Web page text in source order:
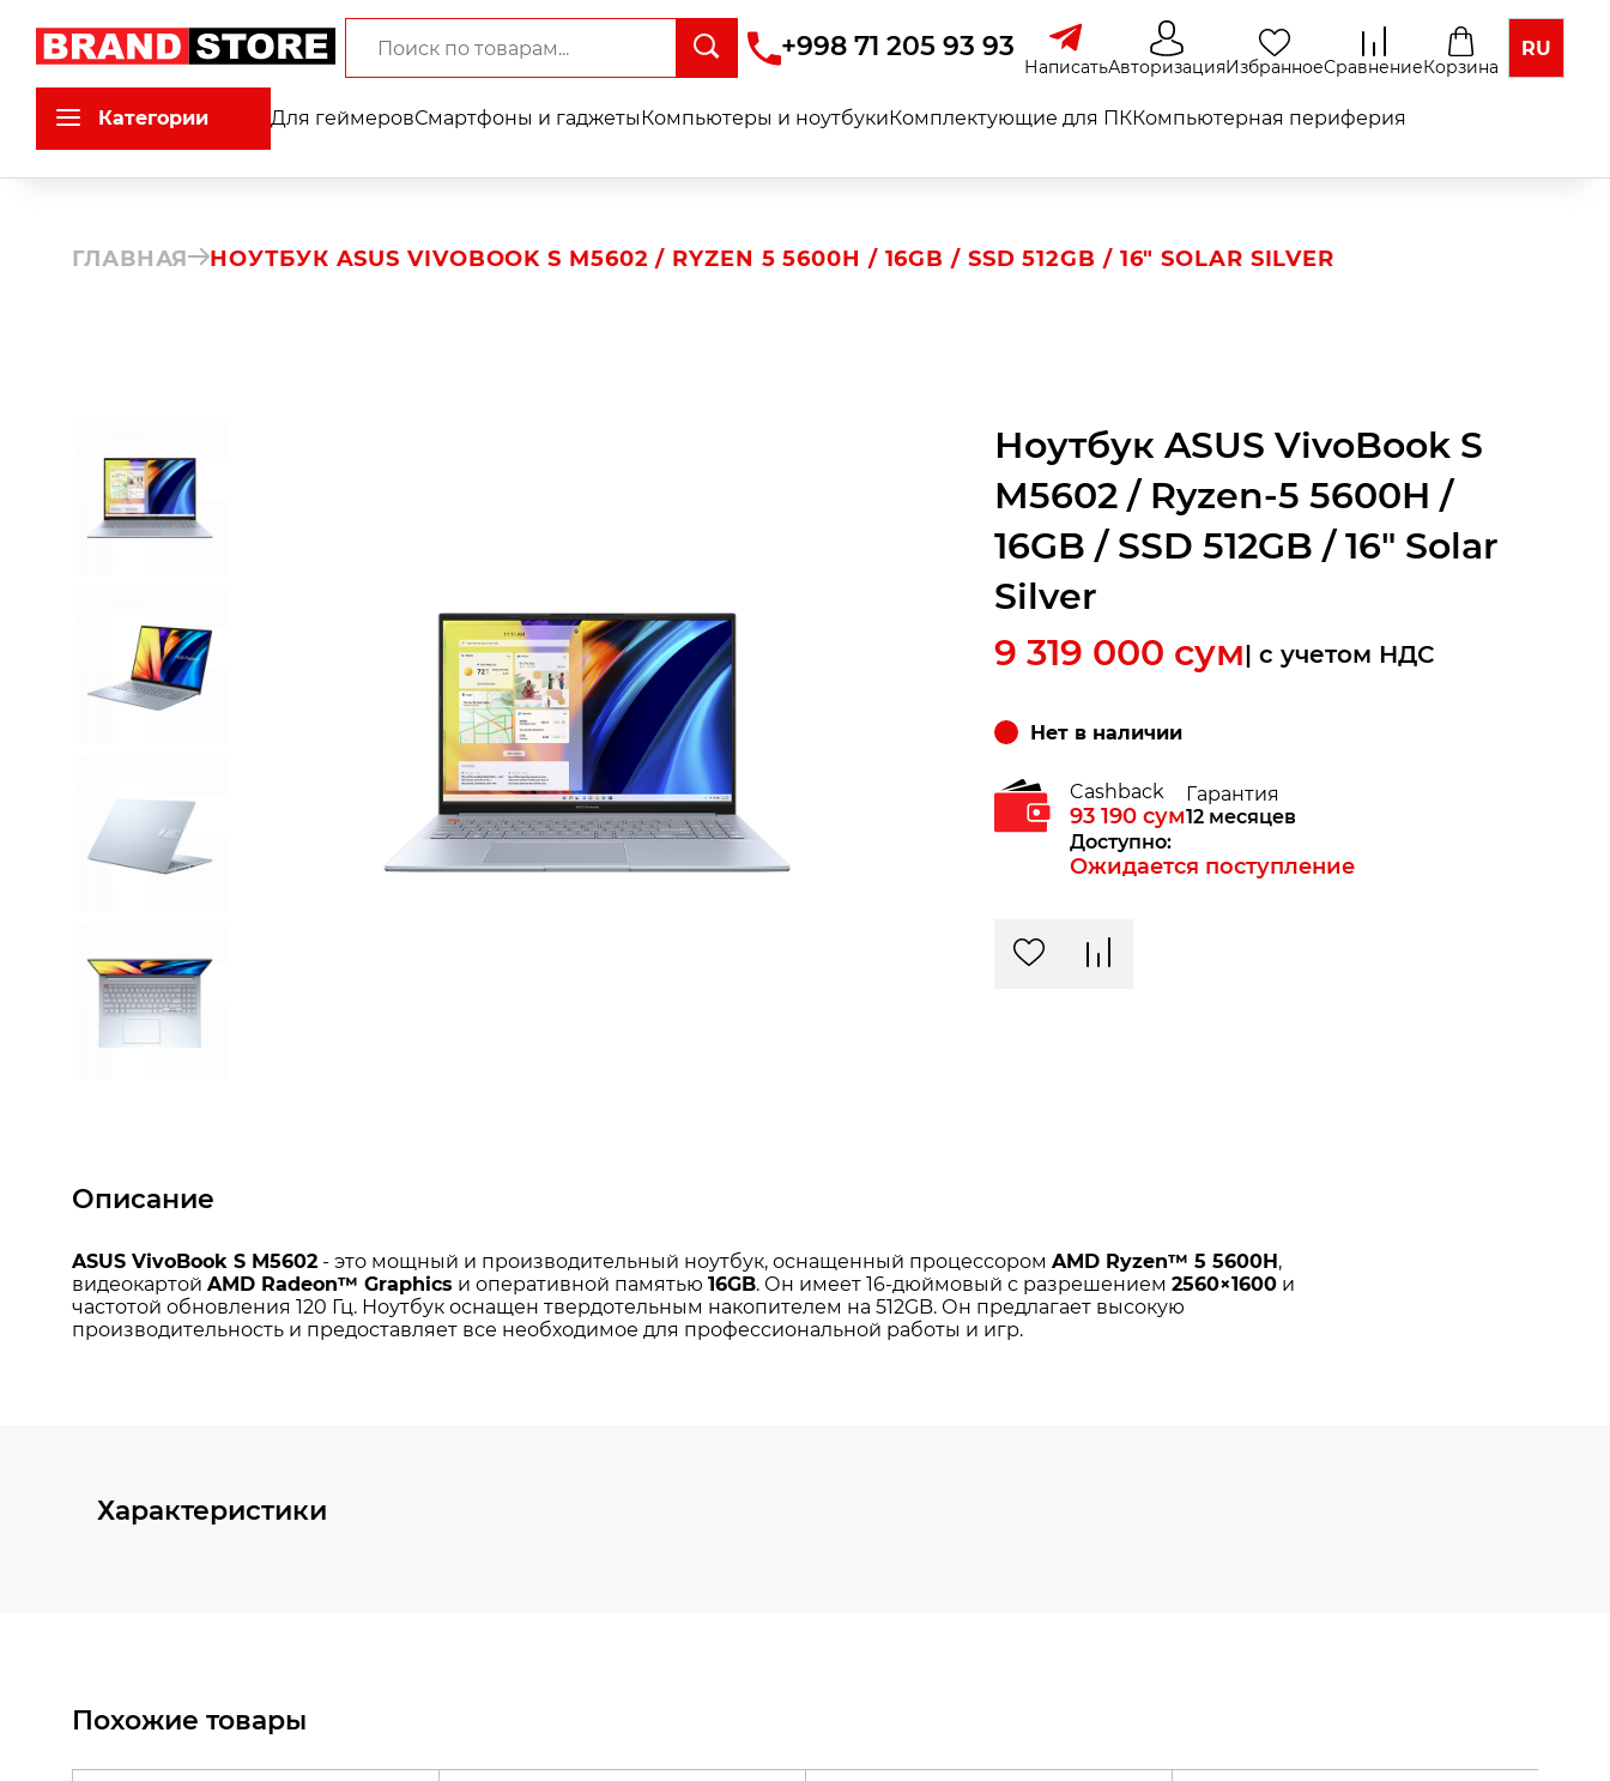
+998 71 205 93 93
НаписатьАвторизацияИзбранноеСравнениеКорзина
RU
Категории Для геймеровСмартфоны и гаджетыКомпьютеры и ноутбукиКомплектующие для ПККомпьютерная периферия
ГЛАВНАЯ НОУТБУК ASUS VIVOBOOK S M5602 / RYZEN 5 5600H / 16GB / SSD 512GB / 16" SOLAR SILVER
Ноутбук ASUS VivoBook S
M5602 / Ryzen-5 5600H /
16GB / SSD 512GB / 16" Solar
Silver
9 319 000 сум| c учетом НДС
Нет в наличии
Cashback
93 190 сум
Гарантия
12 месяцев
Доступно:
Ожидается поступление
Описание
Характеристики
Похожие товары